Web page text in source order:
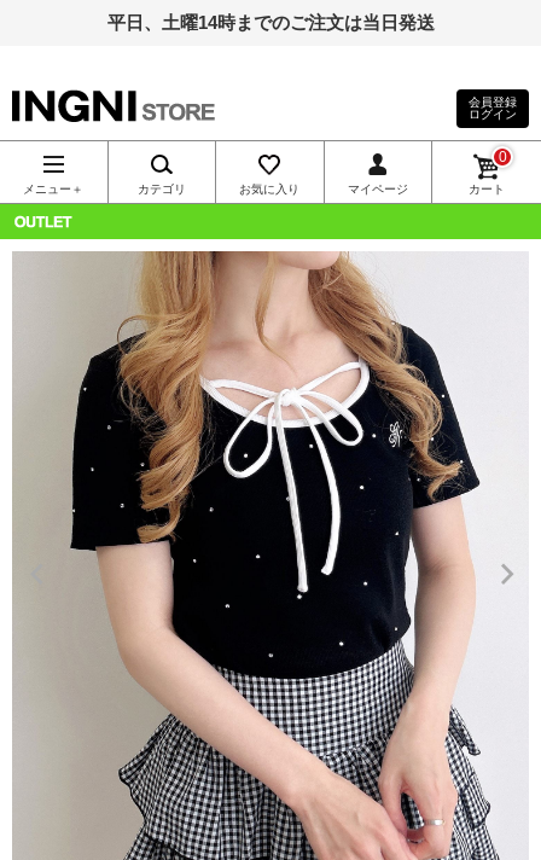
平日、土曜14時までのご注文は当日発送
INGNI（イン
グ）公式通
販｜INGNI
会員登録
ログイン
メニュー＋ カテゴリ お気に入り マイページ カート
0
OUTLET